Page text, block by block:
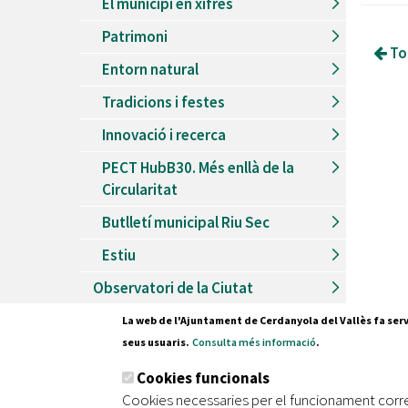
Patrimoni
Entorn natural
Tradicions i festes
Innovació i recerca
PECT HubB30. Més enllà de la
Circularitat
Butlletí municipal Riu Sec
Estiu
Observatori de la Ciutat
La web de l'Ajuntament de Cerdanyola del Vallès fa
seus usuaris. Consulta més informació.
Cookies funcionals
Cookies necessaries per el funcionament